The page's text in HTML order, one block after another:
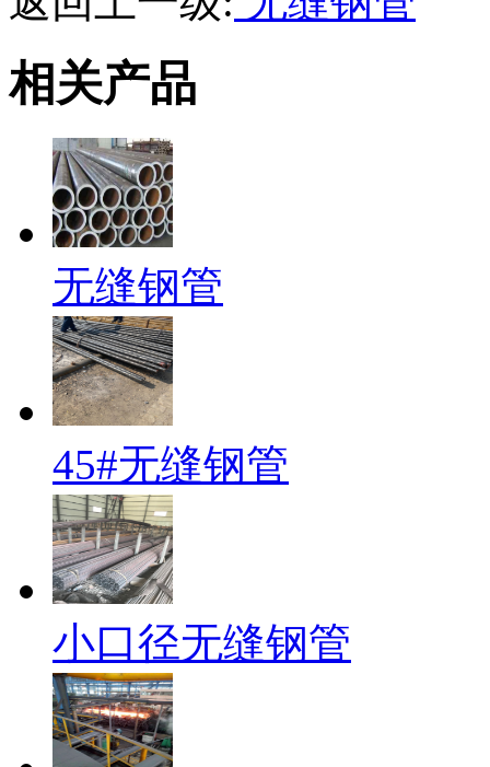
相关产品
无缝钢管
45#无缝钢管
小口径无缝钢管